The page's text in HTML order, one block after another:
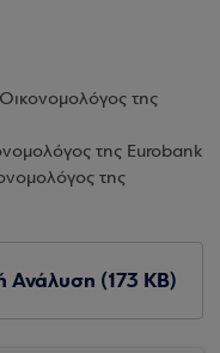
της
της Eurobank
της
Ανάλυση (173 KB)